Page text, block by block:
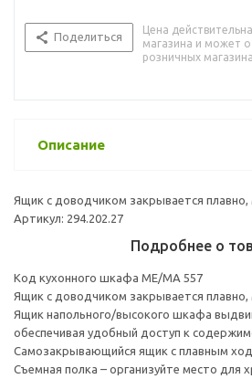
Поделиться
Цена
магазина и может
розничных
Описание
Ящик с доводчиком закрывается плавно,
Артикул: 294.202.27
Подробнее о
Код кухонного шкафа ME/MA 557
Ящик с доводчиком закрывается плавно,
Ящик напольного/высокого шкафа
обеспечивая удобный доступ к
Cамозакрывающийся ящик с плавным
Съемная полка – организуйте место для